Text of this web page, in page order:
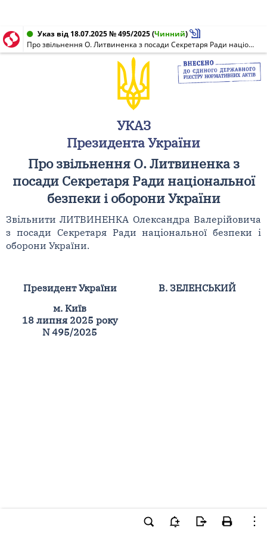
Указ від 18.07.2025 № 495/2025(Чинний)
Про звільнення О. Литвиненка з посади Секретаря Ради національної безпеки і оборони України